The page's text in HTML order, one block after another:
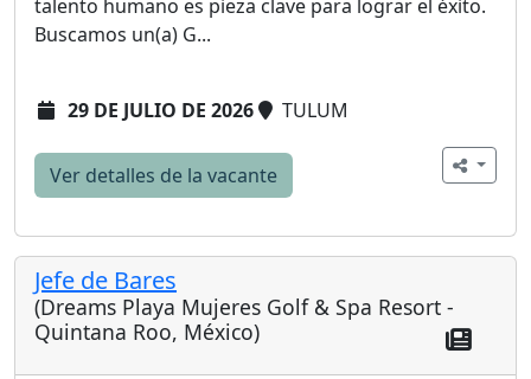
talento humano es pieza clave para lograr el éxito.
Buscamos un(a) G...
29 DE JULIO DE 2026 TULUM
Ver detalles de la vacante
Jefe de Bares
(Dreams Playa Mujeres Golf & Spa Resort -
Quintana Roo, México)